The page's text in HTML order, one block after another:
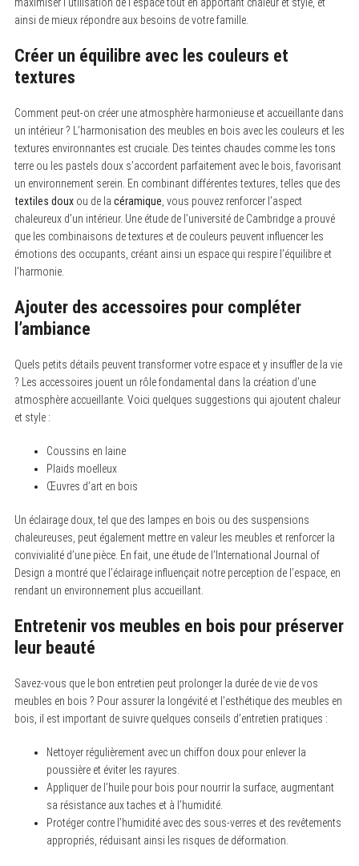
ainsi de mieux répondre aux besoins de votre famille.
Créer un équilibre avec les couleurs et
textures
Comment peut-on créer une atmosphère harmonieuse et accueillante dans
un intérieur ? L’harmonisation des meubles en bois avec les couleurs et les
textures environnantes est cruciale. Des teintes chaudes comme les tons
terre ou les pastels doux s’accordent parfaitement avec le bois, favorisant
un environnement serein. En combinant différentes textures, telles que des
textiles douxou de la céramique , vous pouvez renforcer l’aspect
chaleureux d’un intérieur. Une étude de l’université de Cambridge a prouvé
que les combinaisons de textures et de couleurs peuvent influencer les
émotions des occupants, créant ainsi un espace qui respire l’équilibre et
l’harmonie.
Ajouter des accessoires pour compléter
l’ambiance
Quels petits détails peuvent transformer votre espace et y insuffler de la vie
? Les accessoires jouent un rôle fondamental dans la création d’une
atmosphère accueillante. Voici quelques suggestions qui ajoutent chaleur
et style :
Coussins en laine
Plaids moelleux
Œuvres d’art en bois
Un éclairage doux, tel que des lampes en bois ou des suspensions
chaleureuses, peut également mettre en valeur les meubles et renforcer la
convivialité d’une pièce. En fait, une étude de l’International Journal of
Design a montré que l’éclairage influençait notre perception de l’espace, en
rendant un environnement plus accueillant.
Entretenir vos meubles en bois pour préserver
leur beauté
Savez-vous que le bon entretien peut prolonger la durée de vie de vos
meubles en bois ? Pour assurer la longévité et l’esthétique des meubles en
bois, il est important de suivre quelques conseils d’entretien pratiques :
Nettoyer régulièrement avec un chiffon doux pour enlever la
poussière et éviter les rayures.
Appliquer de l’huile pour bois pour nourrir la surface, augmentant
sa résistance aux taches et à l’humidité.
Protéger contre l’humidité avec des sous-verres et des revêtements
appropriés, réduisant ainsi les risques de déformation.